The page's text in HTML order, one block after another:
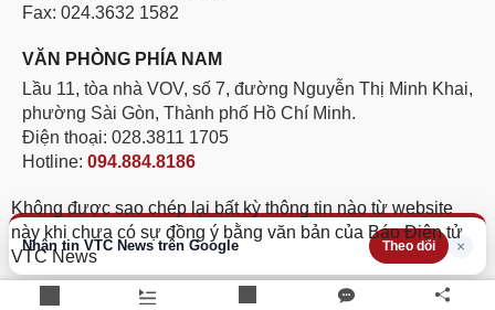
Nhận tin VTC News trên Google Theo dõi ×
Fax: 024.3632 1582
VĂN PHÒNG PHÍA NAM
Lầu 11, tòa nhà VOV, số 7, đường Nguyễn Thị Minh Khai,
phường Sài Gòn, Thành phố Hồ Chí Minh.
Điện thoại: 028.3811 1705
Hotline: 094.884.8186
Không được sao chép lại bất kỳ thông tin nào từ website
này khi chưa có sự đồng ý bằng văn bản của Báo Điện tử
VTC News